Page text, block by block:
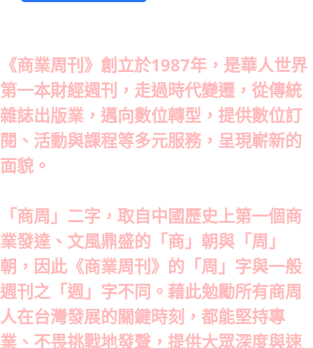
《商業周刊》創立於1987年，是華人世界
第一本財經週刊，走過時代變遷，從傳統
雜誌出版業，邁向數位轉型，提供數位訂
閱、活動與課程等多元服務，呈現嶄新的
面貌。
「商周」二字，取自中國歷史上第一個商
業發達、文風鼎盛的「商」朝與「周」
朝，因此《商業周刊》的「周」字與一般
週刊之「週」字不同。藉此勉勵所有商周
人在台灣發展的關鍵時刻，都能堅持專
業、不畏挑戰地發聲，提供大眾深度與速